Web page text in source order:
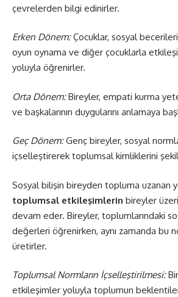
çevrelerden bilgi edinirler.
Erken Dönem:Çocuklar, sosyal
oyun oynama ve diğer çocuklarla
yoluyla öğrenirler.
Orta Dönem:Bireyler, empati kurma
ve başkalarının duygularını anlamaya
Geç Dönem:Genç bireyler, sosyal
içselleştirerek toplumsal kimliklerini
Sosyal bilişin bireyden topluma uzanan
toplumsal etkileşimlerin bireyler
devam eder. Bireyler, toplumlarındaki
değerleri öğrenirken, aynı zamanda bu
üretirler.
Toplumsal Normların İçselleştirilmesi:
etkileşimler yoluyla toplumun